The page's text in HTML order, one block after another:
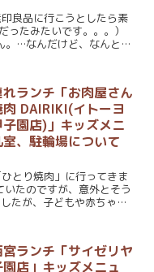
たみたいです。。。）
。…なんだけど、なんとジ
ランチ「お肉屋さん
DAIRIKI(イトーヨ
園店)」キッズメニ
室、駐輪場について
たのですが、意外とそう
ランチ「サイゼリヤ
店」キッズメニュ